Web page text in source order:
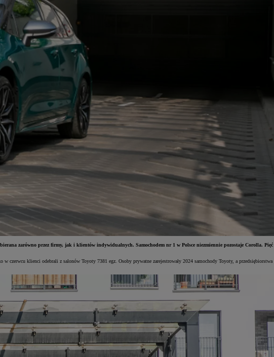
zarówno przez firmy, jak i klientów indywidualnych. Samochodem nr 1 w Polsce niezmiennie pozostaje Corolla. Pięć
czerwcu klienci odebrali z salonów Toyoty 7381 egz. Osoby prywatne zarejestrowały 2024 samochody Toyoty, a przedsiębiorstwa